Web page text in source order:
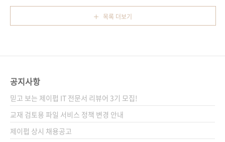
지고 있습니다. 언제 시간이 되면 우리나라의 대
표적인 커뮤니티를 종류별로 모아서 제공해드려
를 중심으로 한 오..
다니시던 게임 회사에 사직서를 내고 최근 집필
을 끝낸 다음, 다시 새로운 회사에 입사하셨을 정
기능을 이용하여 Isometri(아이소메트릭) 및
Tile(타일) 기반의 게임 가상 공간을 직접 만들어
볼 수 있는 책입니다. 액션스크립트의 기본적인
기능을 익히신 분들이 게..
목록 더보기
공지사항
믿고 보는 제이펍 IT 전문서 리뷰어 3기 모집!
교재 검토용 파일 서비스 정책 변경 안내
제이펍 상시 채용공고